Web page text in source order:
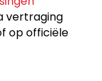
vertraging
op officiële